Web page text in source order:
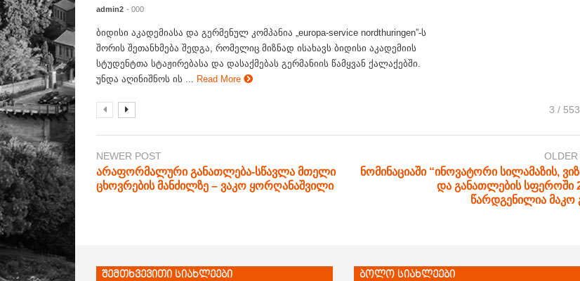
admin2 - 000
ბიდისი აკადემიასა და გერმენულ კომპანია „europa-service nordthuringen”-ს
შორის შეთანხმება შედგა, რომელიც მიზნად ისახავს ბიდისი აკადემიის
სტუდენტთა სტაჟირებასა და დასაქმებას გერმანიის წამყვან ქალაქებში.
უნდა აღინიშნოს ის ... Read More
3 /
NEWER POST
არაფორმალური განათლება-სწავლა მთელი
ცხოვრების მანძილზე – ვაკო ყორღანაშვილი
ნომინაციაში “ინოვატორი სილამაზის,
და განათლების სფეროში
წარდგენილია მაკო
შემთხვევითი სიახლეები ბოლო სიახლეები